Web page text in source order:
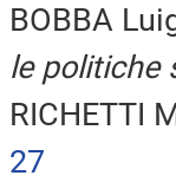
BOBBA
le politiche
RICHETTI
27